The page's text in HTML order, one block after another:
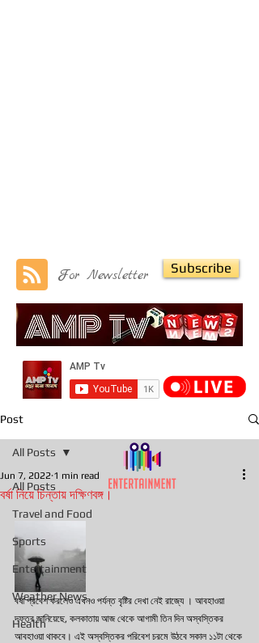
For Newsletter Subscribe
Post
All Posts
Travel and Food
Sports
Entertainment
Weather News
Health
All Posts
বর্ষা নিয়ে চিন্তায় দক্ষিণবঙ্গ।
Jun 7, 2022 1 min read
বর্ষা প্রবেশ করলেও এখনও পর্যন্ত বৃষ্টির দেখা নেই রাজ্যে । আবহাওয়া
দফতর জানিয়েছে, কলকাতায় আজ থেকে আগামী তিন দিন অস্বস্তিকর
আবহাওয়া থাকবে। এই অস্বস্তিকর পরিবেশ চরমে উঠবে সকাল ১১টা থেকে